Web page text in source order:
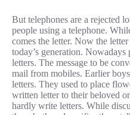
But telephones are a rejected
people using a telephone.
comes the letter. Now the
today’s generation.
letters. The message to be
mail from mobiles. Earlier
letters. They used to place
written letter to their beloved
hardly write letters. While